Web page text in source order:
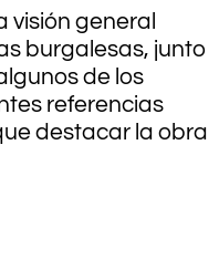
visión general
burgalesas, junto
de los
referencias
destacar la obra